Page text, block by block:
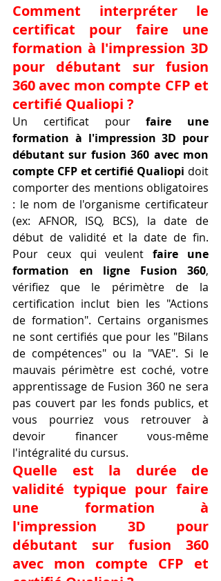
Comment interpréter le
certificat pour faire une
formation à l'impression 3D
pour débutant sur fusion
360 avec mon compte CFP et
certifié Qualiopi ?
Un certificat pour faire une
formation à l'impression 3D pour
débutant sur fusion 360 avec mon
compte CFP et certifié Qualiopi doit
comporter des mentions obligatoires
: le nom de l'organisme certificateur
(ex: AFNOR, ISQ, BCS), la date de
début de validité et la date de fin.
Pour ceux qui veulent faire une
formation en ligne Fusion 360,
vérifiez que le périmètre de la
certification inclut bien les "Actions
de formation". Certains organismes
ne sont certifiés que pour les "Bilans
de compétences" ou la "VAE". Si le
mauvais périmètre est coché, votre
apprentissage de Fusion 360 ne sera
pas couvert par les fonds publics, et
vous pourriez vous retrouver à
devoir financer vous-même
l'intégralité du cursus.
Quelle est la durée de
validité typique pour faire
une formation à
l'impression 3D pour
débutant sur fusion 360
avec mon compte CFP et